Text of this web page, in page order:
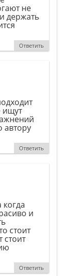
не
держать
Ответить
ищут
автору
Ответить
и
стоит
стоит
Ответить